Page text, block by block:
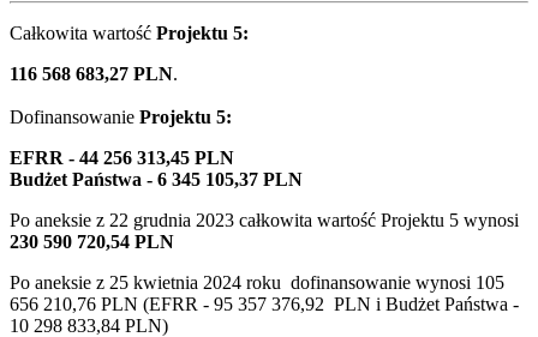
Całkowita wartość Projektu 5:
116 568 683,27 PLN.
Dofinansowanie Projektu 5:
EFRR - 44 256 313,45 PLN
Budżet Państwa - 6 345 105,37 PLN
Po aneksie z 22 grudnia 2023 całkowita wartość Projektu 5 wynosi
230 590 720,54 PLN
Po aneksie z 25 kwietnia 2024 roku dofinansowanie wynosi 105
656 210,76 PLN (EFRR - 95 357 376,92 PLN i Budżet Państwa -
10 298 833,84 PLN)